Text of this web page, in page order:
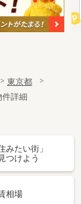
東京都
詳細
みたい街」
つけよう
相場